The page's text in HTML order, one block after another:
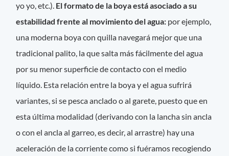
yo yo, etc.). El formato de la boya está asociado a su
estabilidad frente al movimiento del agua: por ejemplo,
una moderna boya con quilla navegará mejor que una
tradicional palito, la que salta más fácilmente del agua
por su menor superficie de contacto con el medio
líquido. Esta relación entre la boya y el agua sufrirá
variantes, si se pesca anclado o al garete, puesto que en
esta última modalidad (derivando con la lancha sin ancla
o con el ancla al garreo, es decir, al arrastre) hay una
aceleración de la corriente como si fuéramos recogiendo